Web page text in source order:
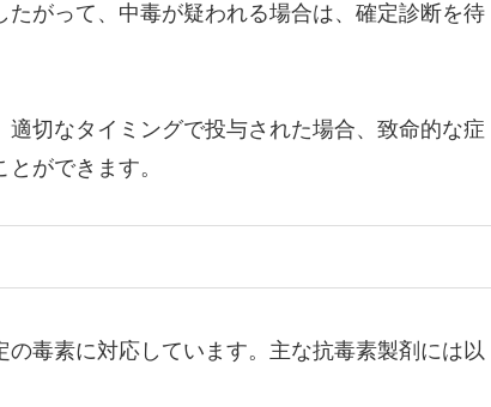
がって、中毒が疑われる場合は、確定診断を待
切なタイミングで投与された場合、致命的な症
ができます。
毒素に対応しています。主な抗毒素製剤には以